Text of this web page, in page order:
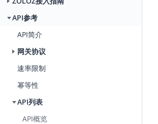
API参考
API简介
网关协议
速率限制
幂等性
API列表
API概览